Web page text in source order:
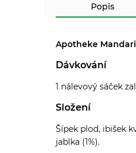
Popis
Apotheke
Dávkování
1 nálevový sáček
Složení
Šípek plod, ibišek
jablka (1%).